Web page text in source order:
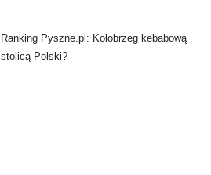
Ranking Pyszne.pl: Kołobrzeg kebabową
stolicą Polski?